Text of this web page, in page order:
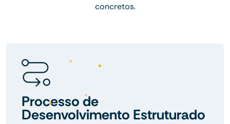
concretos.
Processo de
Desenvolvimento Estruturado